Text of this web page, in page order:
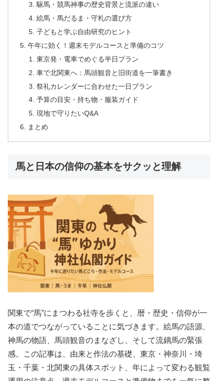
駆馬・競馬神事の歴史背景と流派の違い
絵馬・馬だるま・守札の選び方
子どもと学ぶ自由研究のヒント
午年に効く！週末モデルコースと準備のコツ
東京発・電車でめぐる半日プラン
車で北関東へ：馬頭観音と旧街道を一筆書き
祭礼カレンダーに合わせた一日プラン
予算の目安・持ち物・服装ガイド
現地で守りたいQ&A
まとめ
馬と日本の信仰の基本をサクッと理解
関東で“馬”にまつわる社寺を歩くと、暦・歴史・信仰が一
本の道でつながっていることに気づきます。絵馬の語源、
神馬の物語、馬頭観音のまなざし、そして流鏑馬の緊張
感。この記事は、由来と作法の基礎、東京・神奈川・埼
玉・千葉・北関東の具体スポット、年によって変わる観覧